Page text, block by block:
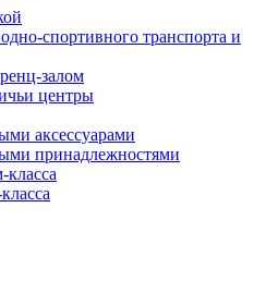
спортивного транспорта и
залом
центры
аксессуарами
принадлежностями